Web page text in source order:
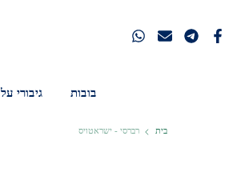
לתוכן
בובות גיבורי על
בית רברסי - ישראטויס